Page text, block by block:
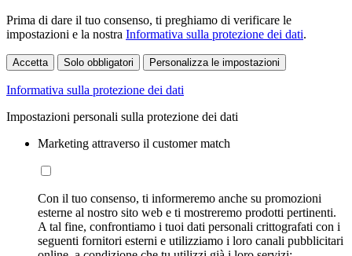
Prima di dare il tuo consenso, ti preghiamo di verificare le
impostazioni e la nostra Informativa sulla protezione dei dati.
Accetta Solo obbligatori Personalizza le impostazioni
Informativa sulla protezione dei dati
Impostazioni personali sulla protezione dei dati
Marketing attraverso il customer match
Con il tuo consenso, ti informeremo anche su promozioni
esterne al nostro sito web e ti mostreremo prodotti pertinenti.
A tal fine, confrontiamo i tuoi dati personali crittografati con i
seguenti fornitori esterni e utilizziamo i loro canali pubblicitari